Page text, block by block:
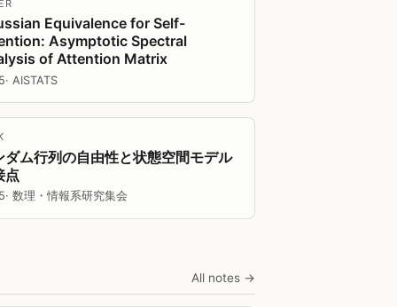
Equivalence for Self-
Asymptotic Spectral
of Attention Matrix
· AISTATS
ダム行列の自由性と状態空間モデル
点
· 数理・情報系研究集会
All notes →